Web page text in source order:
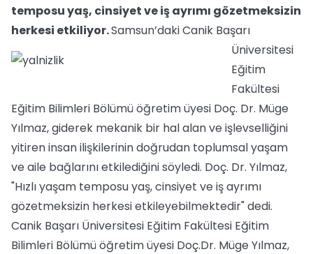
temposu yaş, cinsiyet ve iş ayrımı gözetmeksizin
herkesi etkiliyor.Samsun’daki Canik Başarı
Üniversitesi
Eğitim
Fakültesi
Eğitim Bilimleri Bölümü öğretim üyesi Doç. Dr. Müge
Yılmaz, giderek mekanik bir hal alan ve işlevselliğini
yitiren insan ilişkilerinin doğrudan toplumsal yaşam
ve aile bağlarını etkilediğini söyledi. Doç. Dr. Yılmaz,
"Hızlı yaşam temposu yaş, cinsiyet ve iş ayrımı
gözetmeksizin herkesi etkileyebilmektedir" dedi.
Canik Başarı Üniversitesi Eğitim Fakültesi Eğitim
Bilimleri Bölümü öğretim üyesi Doç.Dr. Müge Yılmaz,